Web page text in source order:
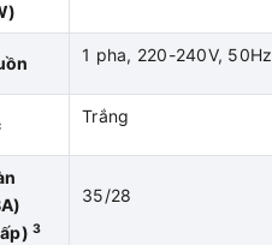
1 pha, 220-240V, 50Hz
Trắng
3
35/28